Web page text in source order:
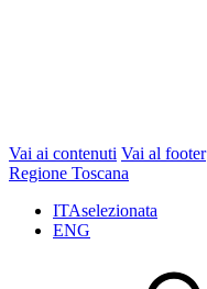
Vai ai contenuti Vai al footer
Regione Toscana
ITAselezionata
ENG